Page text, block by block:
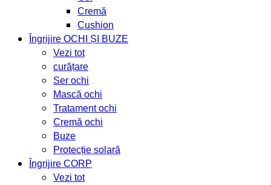
Cremă
Cushion
Îngrijire OCHI ȘI BUZE
Vezi tot
curățare
Ser ochi
Mască ochi
Tratament ochi
Cremă ochi
Buze
Protecție solară
Îngrijire CORP
Vezi tot